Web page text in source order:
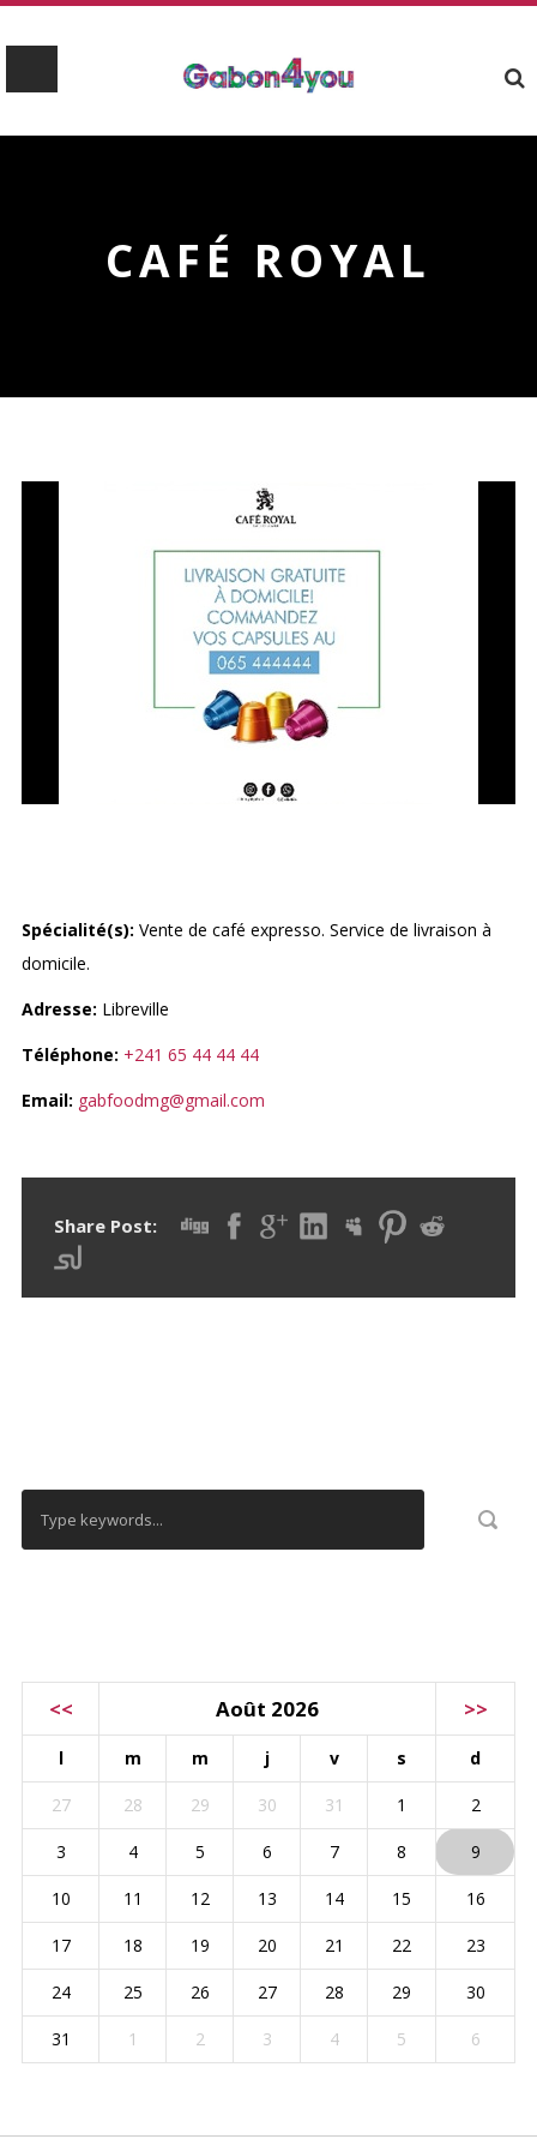
CAFÉ ROYAL
Spécialité(s): Vente de café expresso. Service de livraison à
domicile.
Adresse: Libreville
Téléphone: +241 65 44 44 44
Email: gabfoodmg@gmail.com
Share Post:
<< Août 2026 >>
l m m j v s d
27 28 29 30 31 1 2
3 4 5 6 7 8 9
10 11 12 13 14 15 16
17 18 19 20 21 22 23
24 25 26 27 28 29 30
31 1 2 3 4 5 6